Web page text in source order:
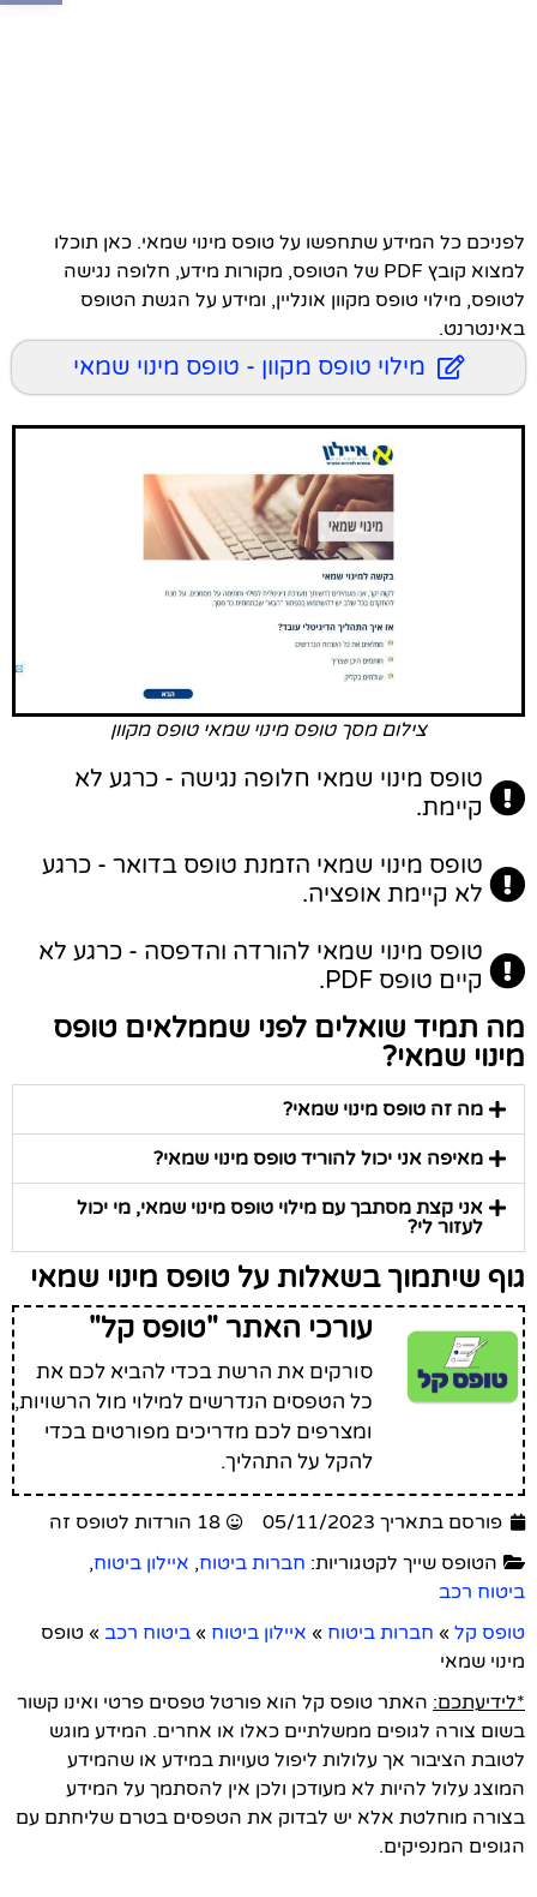
לפניכם כל המידע שתחפשו על טופס מינוי שמאי. כאן תוכלו
למצוא קובץ PDF של הטופס, מקורות מידע, חלופה נגישה
לטופס, מילוי טופס מקוון אונליין, ומידע על הגשת הטופס
באינטרנט.
מילוי טופס מקוון - טופס מינוי שמאי
צילום מסך טופס מינוי שמאי טופס מקוון
טופס מינוי שמאי חלופה נגישה - כרגע לא
קיימת.
טופס מינוי שמאי הזמנת טופס בדואר - כרגע
לא קיימת אופציה.
טופס מינוי שמאי להורדה והדפסה - כרגע לא
קיים טופס PDF.
מה תמיד שואלים לפני שממלאים טופס
מינוי שמאי?
מה זה טופס מינוי שמאי?
מאיפה אני יכול להוריד טופס מינוי שמאי?
אני קצת מסתבך עם מילוי טופס מינוי שמאי, מי יכול
לעזור לי?
גוף שיתמוך בשאלות על טופס מינוי שמאי
עורכי האתר "טופס קל"
סורקים את הרשת בכדי להביא לכם את
כל הטפסים הנדרשים למילוי מול הרשויות,
ומצרפים לכם מדריכים מפורטים בכדי
להקל על התהליך.
פורסם בתאריך 05/11/2023
18 הורדות לטופס זה
הטופס שייך לקטגוריות: חברות ביטוח, איילון ביטוח,
ביטוח רכב
טופס קל » חברות ביטוח » איילון ביטוח » ביטוח רכב » טופס
מינוי שמאי
*לידיעתכם: האתר טופס קל הוא פורטל טפסים פרטי ואינו קשור
בשום צורה לגופים ממשלתיים כאלו או אחרים. המידע מוגש
לטובת הציבור אך עלולות ליפול טעויות במידע או שהמידע
המוצג עלול להיות לא מעודכן ולכן אין להסתמך על המידע
בצורה מוחלטת אלא יש לבדוק את הטפסים בטרם שליחתם עם
הגופים המנפיקים.